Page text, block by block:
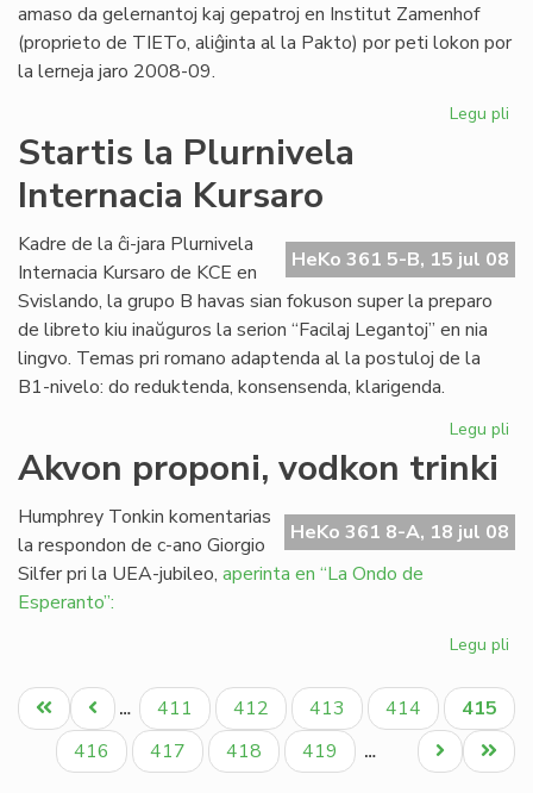
amaso da gelernantoj kaj gepatroj en Institut Zamenhof
(proprieto de TIETo, aliĝinta al la Pakto) por peti lokon por
la lerneja jaro 2008-09.
Legu pli
en
Startis la Plurnivela
Internacia Kursaro
HeKo 361 5-B, 15 jul 08
Kadre de la ĉi-jara Plurnivela
Internacia Kursaro de KCE en
Svislando, la grupo B havas sian fokuson super la preparo
de libreto kiu inaŭguros la serion “Facilaj Legantoj” en nia
lingvo. Temas pri romano adaptenda al la postuloj de la
B1-nivelo: do reduktenda, konsensenda, klarigenda.
Legu pli
Akvon proponi, vodkon trinki
HeKo 361 8-A, 18 jul 08
Humphrey Tonkin komentarias
la respondon de c-ano Giorgio
Silfer pri la UEA-jubileo, aperinta en “La Ondo de
Esperanto”:
Legu pli
Pagination
Unua
paĝo
Antaŭa
paĝo
… Paĝo
411 Paĝo
412 Paĝo
413 Paĝo
414
Aktuala
paĝo
415
Paĝo
416 Paĝo
417 Paĝo
418 Paĝo
419 …
Last
page
Next
page